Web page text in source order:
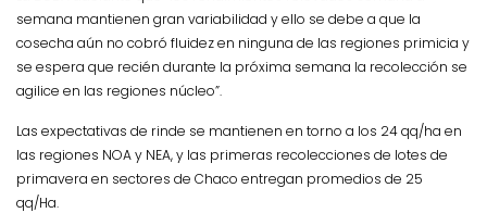
semana mantienen gran variabilidad y ello se debe a que la
cosecha aún no cobró fluidez en ninguna de las regiones primicia y
se espera que recién durante la próxima semana la recolección se
agilice en las regiones núcleo”.
Las expectativas de rinde se mantienen en torno a los 24 qq/ha en
las regiones NOA y NEA, y las primeras recolecciones de lotes de
primavera en sectores de Chaco entregan promedios de 25
qq/Ha.